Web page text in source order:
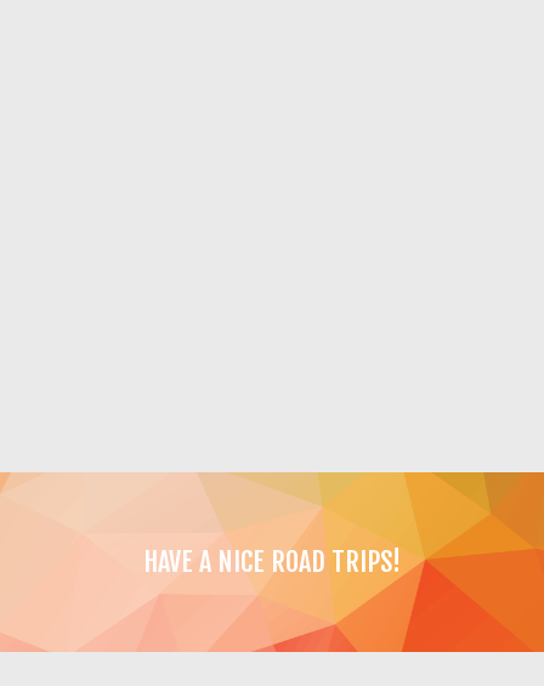
HAVE A NICE ROAD TRIPS!